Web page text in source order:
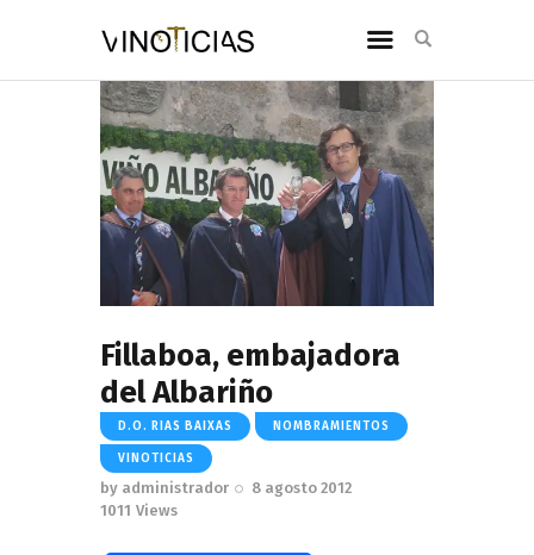
Fillaboa, embajadora
del Albariño
D.O. RIAS BAIXAS NOMBRAMIENTOS
VINOTICIAS
by administrador
8 agosto 2012
1011 Views